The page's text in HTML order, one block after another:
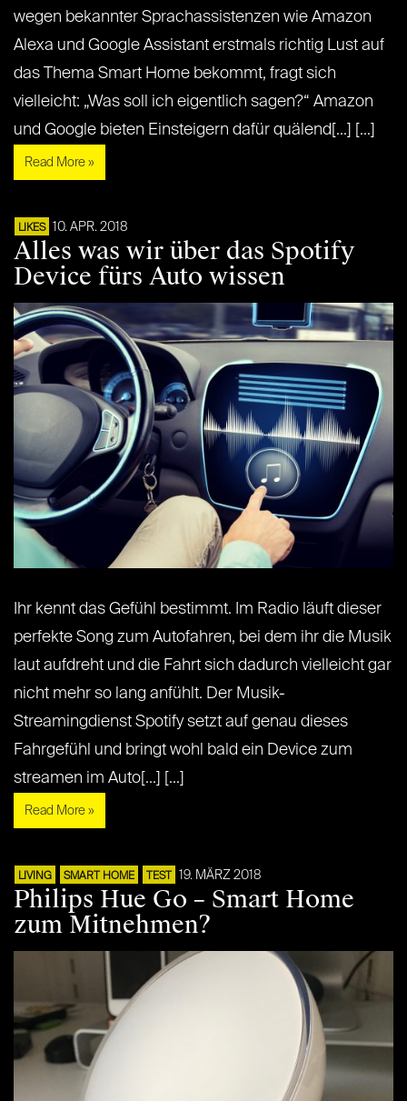
wegen bekannter Sprachassistenzen wie Amazon
Alexa und Google Assistant erstmals richtig Lust auf
das Thema Smart Home bekommt, fragt sich
vielleicht: „Was soll ich eigentlich sagen?“ Amazon
und Google bieten Einsteigern dafür quälend[...] [...]
Read More »
LIKES 10. APR. 2018
Alles was wir über das Spotify
Device fürs Auto wissen
Ihr kennt das Gefühl bestimmt. Im Radio läuft dieser
perfekte Song zum Autofahren, bei dem ihr die Musik
laut aufdreht und die Fahrt sich dadurch vielleicht gar
nicht mehr so lang anfühlt. Der Musik-
Streamingdienst Spotify setzt auf genau dieses
Fahrgefühl und bringt wohl bald ein Device zum
streamen im Auto[...] [...]
Read More »
LIVING SMART HOME TEST 19. MÄRZ 2018
Philips Hue Go – Smart Home
zum Mitnehmen?